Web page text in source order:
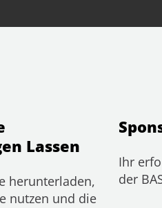
Lassen
herunterladen,
nutzen und die
Ihr
der